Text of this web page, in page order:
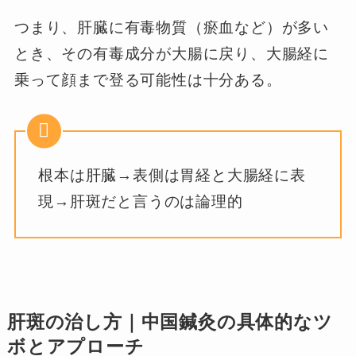
つまり、肝臓に有毒物質（瘀血など）が多い
とき、その有毒成分が大腸に戻り、大腸経に
乗って顔まで登る可能性は十分ある。
根本は肝臓→表側は胃経と大腸経に表
現→肝斑だと言うのは論理的
肝斑の治し方｜中国鍼灸の具体的なツ
ボとアプローチ